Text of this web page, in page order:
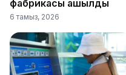
фабрикасы ашылды
6 тамыз, 2026